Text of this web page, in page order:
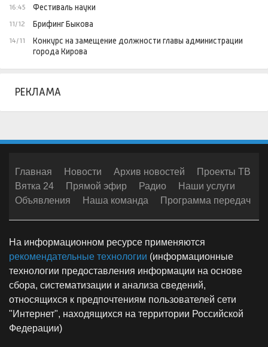
16:45 Фестиваль науки
11/12 Брифинг Быкова
14/11
Конкурс на замещение должности главы администрации
города Кирова
РЕКЛАМА
Главная Новости Архив новостей
Проекты ТВ
Вятка 24
Прямой эфир Радио
Наши услуги
Объявления
Наша команда Программа передач
На информационном ресурсе применяются
рекомендательные технологии (информационные
технологии предоставления информации на основе
сбора, систематизации и анализа сведений,
относящихся к предпочтениям пользователей сети
"Интернет", находящихся на территории Российской
Федерации)